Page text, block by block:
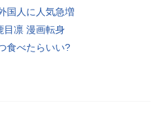
国人に人気急増
目凛 漫画転身
食べたらいい?